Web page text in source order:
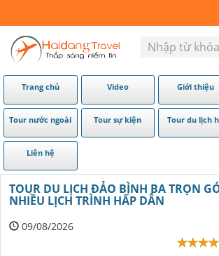
Trang chủ Video Giới thiệu
Tour nước ngoài Tour sự kiện Tour du lịch
Liên hệ
TOUR DU LỊCH ĐẢO BÌNH BA TRỌN
NHIỀU LỊCH TRÌNH HẤP DẪN
09/08/2026